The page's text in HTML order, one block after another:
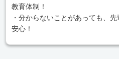
教育体制！
・分からないことがあっても、
安心！